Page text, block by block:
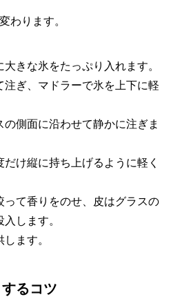
わります。
きな氷をたっぷり入れます。
注ぎ、マドラーで氷を上下に軽
側面に沿わせて静かに注ぎま
け縦に持ち上げるように軽く
って香りをのせ、皮はグラスの
します。
ます。
るコツ